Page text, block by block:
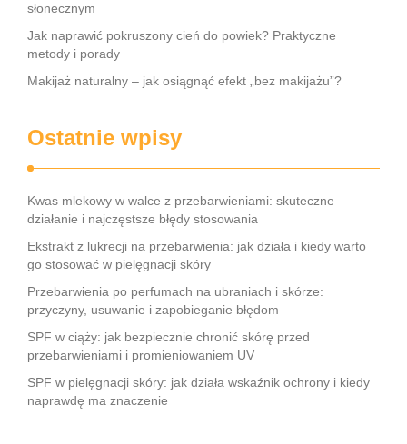
słonecznym
Jak naprawić pokruszony cień do powiek? Praktyczne
metody i porady
Makijaż naturalny – jak osiągnąć efekt „bez makijażu”?
Ostatnie wpisy
Kwas mlekowy w walce z przebarwieniami: skuteczne
działanie i najczęstsze błędy stosowania
Ekstrakt z lukrecji na przebarwienia: jak działa i kiedy warto
go stosować w pielęgnacji skóry
Przebarwienia po perfumach na ubraniach i skórze:
przyczyny, usuwanie i zapobieganie błędom
SPF w ciąży: jak bezpiecznie chronić skórę przed
przebarwieniami i promieniowaniem UV
SPF w pielęgnacji skóry: jak działa wskaźnik ochrony i kiedy
naprawdę ma znaczenie